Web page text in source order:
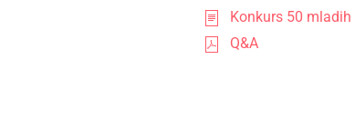
Konkurs 50
Q&A